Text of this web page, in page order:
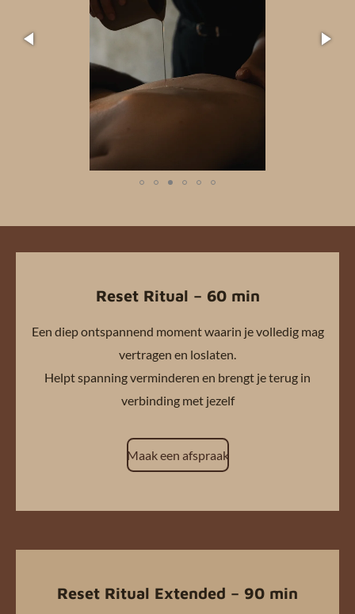
Reset Ritual – 60 min
Een diep ontspannend moment waarin je volledig mag
vertragen en loslaten.
Helpt spanning verminderen en brengt je terug in
verbinding met jezelf
Maak een afspraak
Reset Ritual Extended – 90 min